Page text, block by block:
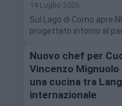
14 Luglio 2026
Sul Lago di Como apre
progettato intorno al
Nuovo chef per
Vincenzo Mignuolo
una cucina tra
internazionale